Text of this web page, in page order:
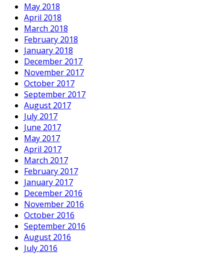
May 2018
April 2018
March 2018
February 2018
January 2018
December 2017
November 2017
October 2017
September 2017
August 2017
July 2017
June 2017
May 2017
April 2017
March 2017
February 2017
January 2017
December 2016
November 2016
October 2016
September 2016
August 2016
July 2016